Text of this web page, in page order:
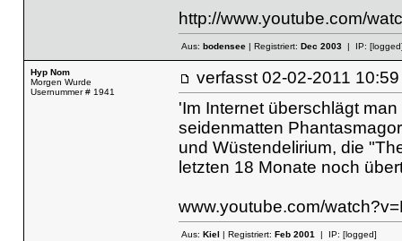
http://www.youtube.com/
Aus: bodensee| Registriert: Dec 2003| IP:
Hyp Nom
Morgen Wurde
Usernummer # 1941
verfasst 02-02-2011
'Im Internet überschlägt
seidenmatten
und Wüstendelirium, die
letzten 18 Monate noch
www.youtube.com/
Aus: Kiel | Registriert: Feb 2001| IP: [logged]